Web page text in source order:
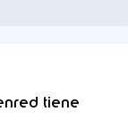
tiene